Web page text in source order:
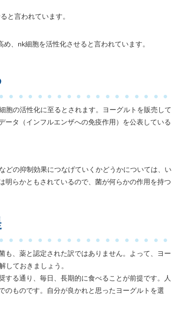
と言われています。
、nk細胞を活性化させると言われています。
胞の活性化に至るとされます。ヨーグルトを販売して
タ（インフルエンザへの免疫作用）を公表している
どの抑制効果につなげていくかどうかについては、い
明らかともされているので、菌が何らかの作用を持つ
も、薬と認定された訳ではありません。よって、ヨー
しておきましょう。
る通り、毎日、長期的に食べることが前提です。人
のものです。自分が良かれと思ったヨーグルトを選